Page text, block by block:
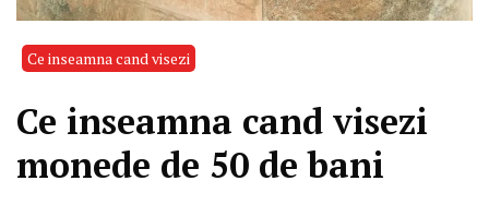
Ce inseamna cand visezi
Ce inseamna cand visezi
monede de 50 de bani